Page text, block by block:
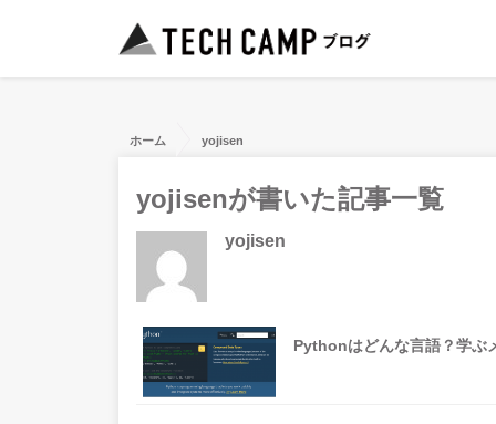
ホーム yojisen
yojisenが書いた記事一覧
yojisen
Pythonはどんな言語？学ぶ